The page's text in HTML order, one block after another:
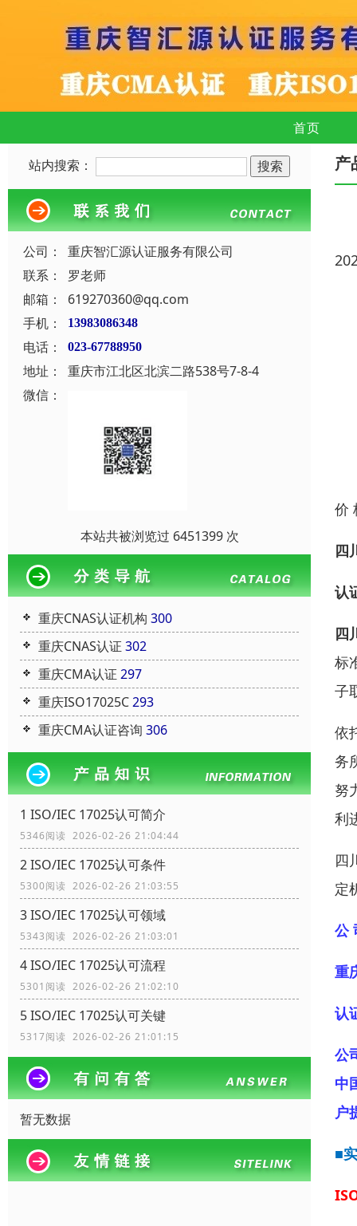
首页
站内搜索：
公司：
重庆智汇源认证服务有限公司
联系：
罗老师
邮箱：
619270360@qq.com
手机：
13983086348
电话： 023-67788950
地址：
重庆市江北区北滨二路538号7-8-4
微信：
本站共被浏览过 6451399 次
重庆CNAS认证机构 300
重庆CNAS认证 302
重庆CMA认证 297
重庆ISO17025C293
重庆CMA认证咨询 306
1 ISO/IEC 17025认可简介
5346阅读 2026-02-26 21:04:44
2 ISO/IEC 17025认可条件
5300阅读 2026-02-26 21:03:55
3 ISO/IEC 17025认可领域
5343阅读 2026-02-26 21:03:01
4 ISO/IEC 17025认可流程
5301阅读 2026-02-26 21:02:10
5 ISO/IEC 17025认可关键
5317阅读 2026-02-26 21:01:15
暂无数据
产
价
四
认
四
标
子
依
务
努
利
四
定
公
重
认
公
中
户
■